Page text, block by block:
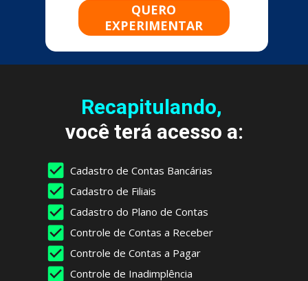
QUERO
EXPERIMENTAR
Recapitulando,
você terá acesso a:
Cadastro de Contas Bancárias
Cadastro de Filiais
Cadastro do Plano de Contas
Controle de Contas a Receber
Controle de Contas a Pagar
Controle de Inadimplência